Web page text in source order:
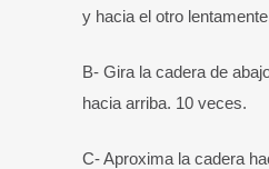
y hacia el otro
B- Gira la cadera de
hacia arriba. 10 veces.
C- Aproxima la cadera